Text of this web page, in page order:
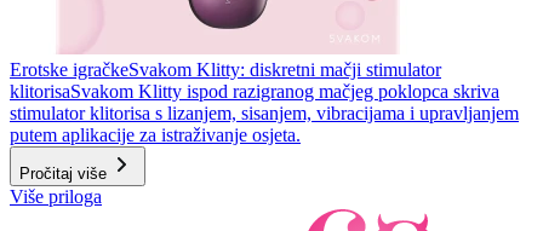
Erotske igračkeSvakom Klitty: diskretni mačji stimulator
klitorisaSvakom Klitty ispod razigranog mačjeg poklopca skriva
stimulator klitorisa s lizanjem, sisanjem, vibracijama i upravljanjem
putem aplikacije za istraživanje osjeta.
Pročitaj više
Više priloga